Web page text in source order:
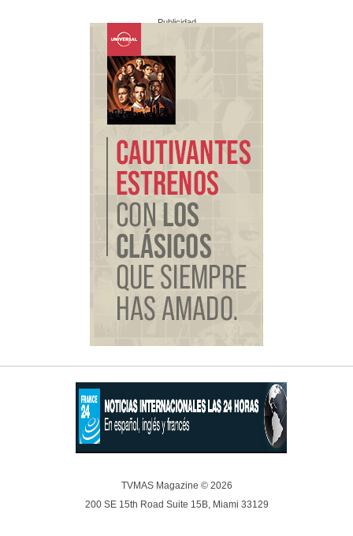
Publicidad
TVMAS Magazine © 2026
200 SE 15th Road Suite 15B, Miami 33129